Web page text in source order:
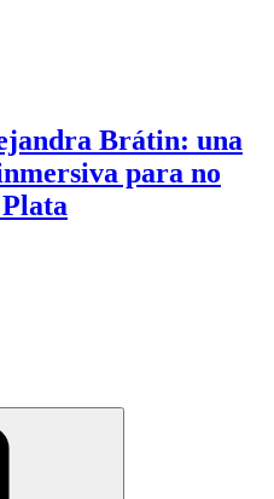
Brátin: una
para no